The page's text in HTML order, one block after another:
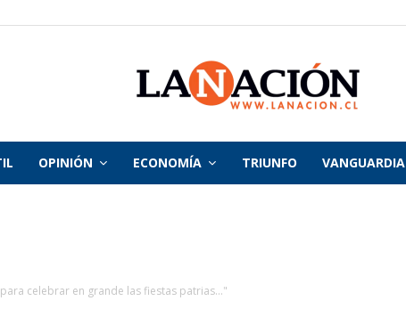
La
OPINIÓN ECONOMÍA TRIUNFO VANGUARDIA
celebrar en grande las fiestas patrias..."